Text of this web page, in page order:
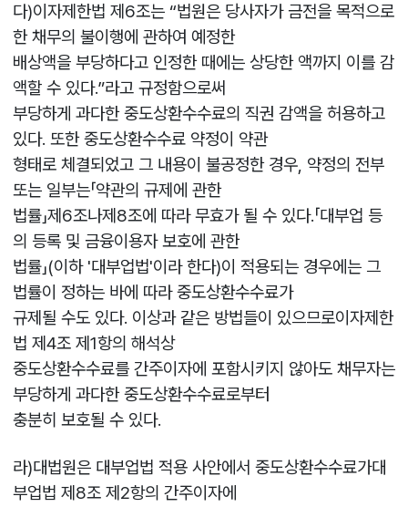
다)이자제한법 제6조는 “법원은 당사자가 금전을 목적으로
한 채무의 불이행에 관하여 예정한
배상액을 부당하다고 인정한 때에는 상당한 액까지 이를 감
액할 수 있다.”라고 규정함으로써
부당하게 과다한 중도상환수수료의 직권 감액을 허용하고
있다. 또한 중도상환수수료 약정이 약관
형태로 체결되었고 그 내용이 불공정한 경우, 약정의 전부
또는 일부는「약관의 규제에 관한
법률」제6조나제8조에 따라 무효가 될 수 있다.「대부업 등
의 등록 및 금융이용자 보호에 관한
법률」(이하 '대부업법'이라 한다)이 적용되는 경우에는 그
법률이 정하는 바에 따라 중도상환수수료가
규제될 수도 있다. 이상과 같은 방법들이 있으므로이자제한
법 제4조 제1항의 해석상
중도상환수수료를 간주이자에 포함시키지 않아도 채무자는
부당하게 과다한 중도상환수수료로부터
충분히 보호될 수 있다.
라)대법원은 대부업법 적용 사안에서 중도상환수수료가대
부업법 제8조 제2항의 간주이자에